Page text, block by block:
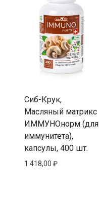
Сиб-Крук,
Масляный матрикc
ИММУНОнорм (для
иммунитета),
капсулы, 400 шт.
1 418,00 ₽